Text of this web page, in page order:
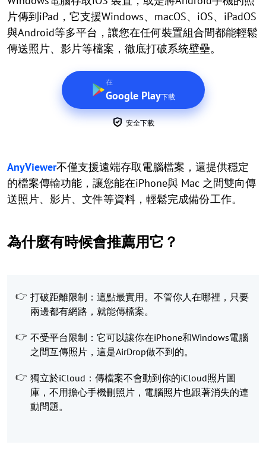
片傳到iPad，它支援Windows、macOS、iOS、iPadOS
與Android等多平台，讓您在任何裝置組合間都能輕鬆
傳送照片、影片等檔案，徹底打破系統壁壘。
在
Google Play下載
安全下載
AnyViewer不僅支援遠端存取電腦檔案，還提供穩定
的檔案傳輸功能，讓您能在iPhone與 Mac 之間雙向傳
送照片、影片、文件等資料，輕鬆完成備份工作。
為什麼有時候會推薦用它？
打破距離限制：這點最實用。不管你人在哪裡，只要
兩邊都有網路，就能傳檔案。
不受平台限制：它可以讓你在iPhone和Windows電腦
之間互傳照片，這是AirDrop做不到的。
獨立於iCloud：傳檔案不會動到你的iCloud照片圖
庫，不用擔心手機刪照片，電腦照片也跟著消失的連
動問題。